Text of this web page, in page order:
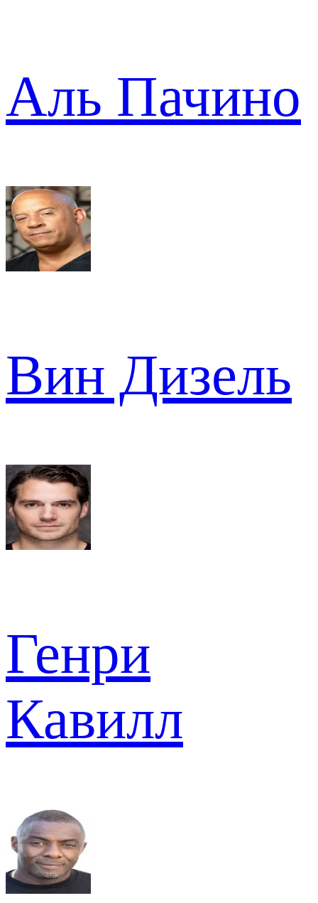
Аль Пачино
Вин Дизель
Генри
Кавилл